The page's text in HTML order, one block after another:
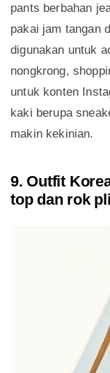
pants berbahan
pakai jam tangan
digunakan untuk
nongkrong,
untuk konten
kaki berupa
makin kekinian.
9. Outfit
top dan rok